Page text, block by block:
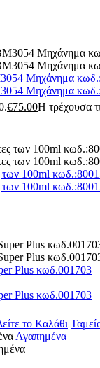
Μηχάνημα
Μηχάνημα
€75.00Η τρέχουσα
των 100ml
των 100ml
Plus κωδ.001703
Plus κωδ.001703
το Καλάθι
Αγαπημένα